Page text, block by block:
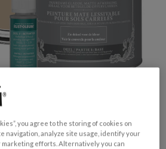
you agree to the storing of cookies on
navigation, analyze site usage, identify your
efforts. Alternatively you can